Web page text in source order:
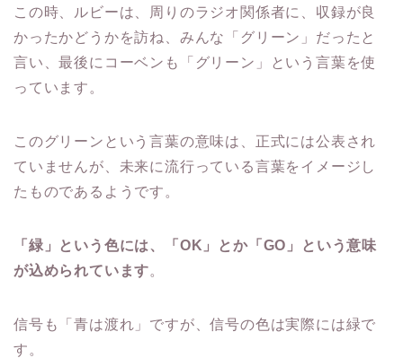
この時、ルビーは、周りのラジオ関係者に、収録が良
かったかどうかを訪ね、みんな「グリーン」だったと
言い、最後にコーベンも「グリーン」という言葉を使
っています。
このグリーンという言葉の意味は、正式には公表され
ていませんが、未来に流行っている言葉をイメージし
たものであるようです。
「緑」という色には、「OK」とか「GO」という意味
が込められています。
信号も「青は渡れ」ですが、信号の色は実際には緑で
す。